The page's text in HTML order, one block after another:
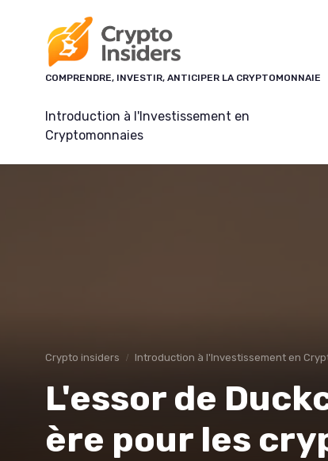
COMPRENDRE, INVESTIR, ANTICIPER LA CRYPTOMONNAIE
Introduction à l'Investissement en
Cryptomonnaies
Crypto insiders Introduction à l'Investissement en
L'essor de
ère pour les